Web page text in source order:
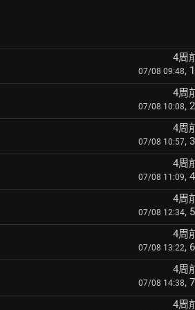
4周
07/08 09:48, 1
4周
07/08 10:08, 2
4周
07/08 10:57, 3
4周
07/08 11:09, 4
4周
07/08 12:34, 5
4周
07/08 13:22, 6
4周
07/08 14:38, 7
4周